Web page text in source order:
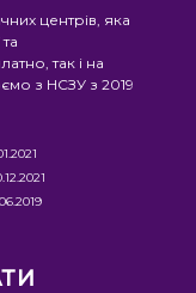
центрів, яка
так і на
з НСЗУ з 2019